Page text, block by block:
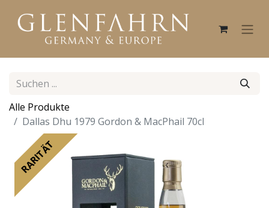
Alle Produkte
Dallas Dhu 1979 Gordon & MacPhail 70cl
RARITÄT